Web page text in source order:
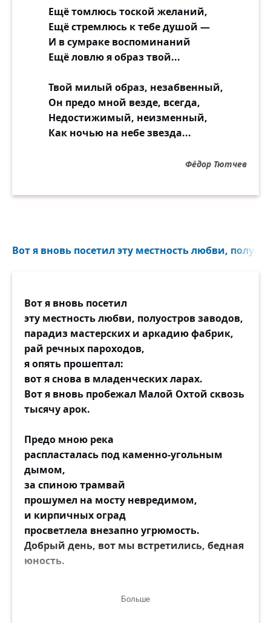
Ещё томлюсь тоской желаний,
Ещё стремлюсь к тебе душой —
И в сумраке воспоминаний
Ещё ловлю я образ твой...
Твой милый образ, незабвенный,
Он предо мной везде, всегда,
Недостижимый, неизменный,
Как ночью на небе звезда...
Фёдор Тютчев
Вот я вновь посетил эту местность любви,
Вот я вновь посетил
эту местность любви, полуостров заводов,
парадиз мастерских и аркадию фабрик,
рай речных пароходов,
я опять прошептал:
вот я снова в младенческих ларах.
Вот я вновь пробежал Малой Охтой сквозь
тысячу арок.
Предо мною река
распласталась под каменно-угольным
дымом,
за спиною трамвай
прошумел на мосту невредимом,
и кирпичных оград
просветлела внезапно угрюмость.
Добрый день, вот мы встретились, бедная
юность.
слышишь трубы предместий,
Больше